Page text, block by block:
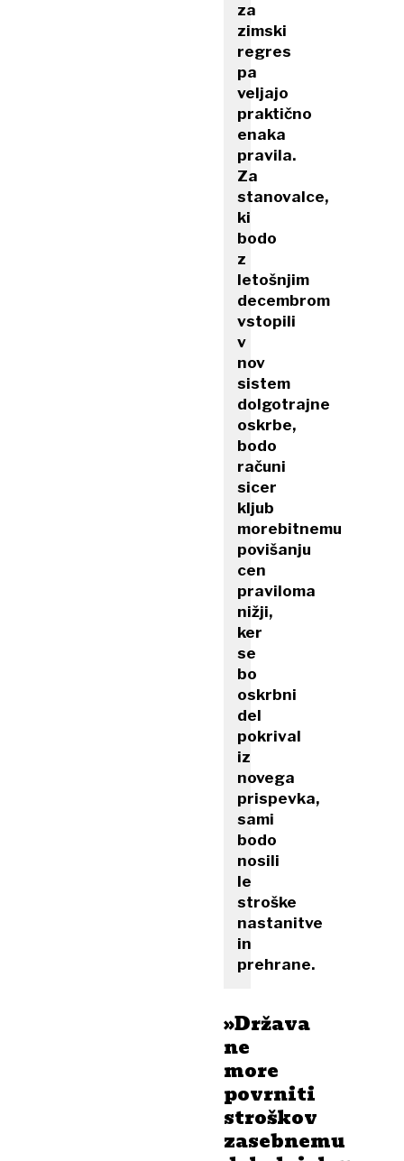
za
zimski
regres
pa
veljajo
praktično
enaka
pravila.
Za
stanovalce,
ki
bodo
z
letošnjim
decembrom
vstopili
v
nov
sistem
dolgotrajne
oskrbe,
bodo
računi
sicer
kljub
morebitnemu
povišanju
cen
praviloma
nižji,
ker
se
bo
oskrbni
del
pokrival
iz
novega
prispevka,
sami
bodo
nosili
le
stroške
nastanitve
in
prehrane.
»Država
ne
more
povrniti
stroškov
zasebnemu